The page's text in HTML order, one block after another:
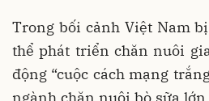
Trong bối cảnh Việt Nam
thể phát triển chăn nuôi
động “cuộc cách mạng